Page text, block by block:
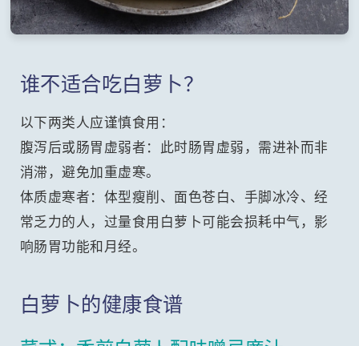
谁不适合吃白萝卜？
以下两类人应谨慎食用：
腹泻后或肠胃虚弱者：此时肠胃虚弱，需进补而非
消滞，避免加重虚寒。
体质虚寒者：体型瘦削、面色苍白、手脚冰冷、经
常乏力的人，过量食用白萝卜可能会损耗中气，影
响肠胃功能和月经。
白萝卜的健康食谱